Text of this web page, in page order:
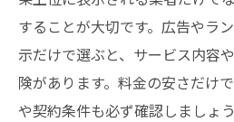
することが大切です。広告やラ
示だけで選ぶと、サービス内容
険があります。料金の安さだけ
や契約条件も必ず確認しましょう